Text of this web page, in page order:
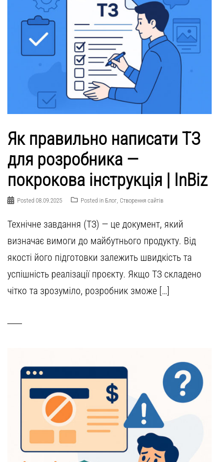
Як правильно написати ТЗ
для розробника —
покрокова інструкція | InBiz
Posted 08.09.2025 Posted in Блог Створення сайтів
Технічне завдання (ТЗ) — це документ, який
визначає вимоги до майбутнього продукту. Від
якості його підготовки залежить швидкість та
успішність реалізації проєкту. Якщо ТЗ складено
чітко та зрозуміло, розробник зможе […]